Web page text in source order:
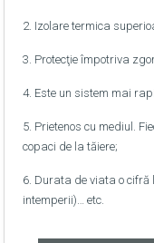
2. Izolare termica
3. Protecţie împotriva
4. Este un sistem mai
5. Prietenos cu mediul.
copaci de la tăiere;
6. Durata de viata o cifră
intemperii)… etc.